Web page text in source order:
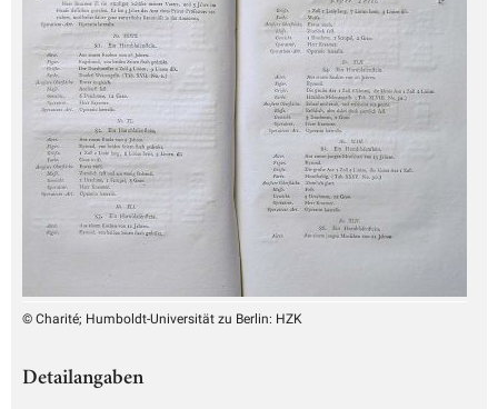
© Charité; Humboldt-Universität zu Berlin: HZK
Detailangaben